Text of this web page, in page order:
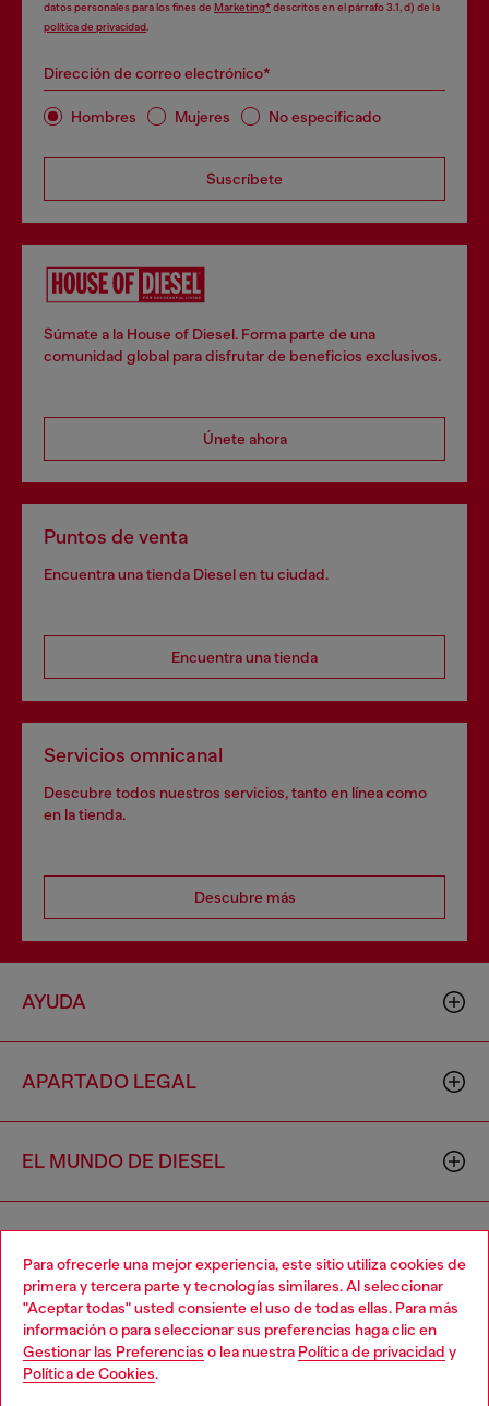
Para ofrecerle una mejor experiencia, este sitio utiliza cookies de
primera y tercera parte y tecnologías similares. Al seleccionar
"Aceptar todas" usted consiente el uso de todas ellas. Para más
información o para seleccionar sus preferencias haga clic en
Gestionar las Preferencias o lea nuestra Política de privacidad y
Política de Cookies.
datos personales para los fines de Marketing*descritos en el párrafo 3.1, d) de la
política de privacidad
Dirección de correo electrónico*
Hombres Mujeres No especificado
Suscríbete
Súmate a la House of Diesel. Forma parte de una
comunidad global para disfrutar de beneficios exclusivos.
Únete ahora
Puntos de venta
Encuentra una tienda Diesel en tu ciudad.
Encuentra una tienda
Servicios omnicanal
Descubre todos nuestros servicios, tanto en línea como
en la tienda.
Descubre más
AYUDA
APARTADO LEGAL
EL MUNDO DE DIESEL
Choose your location
You are currently browsing México website, but it seems you
may be based in United States